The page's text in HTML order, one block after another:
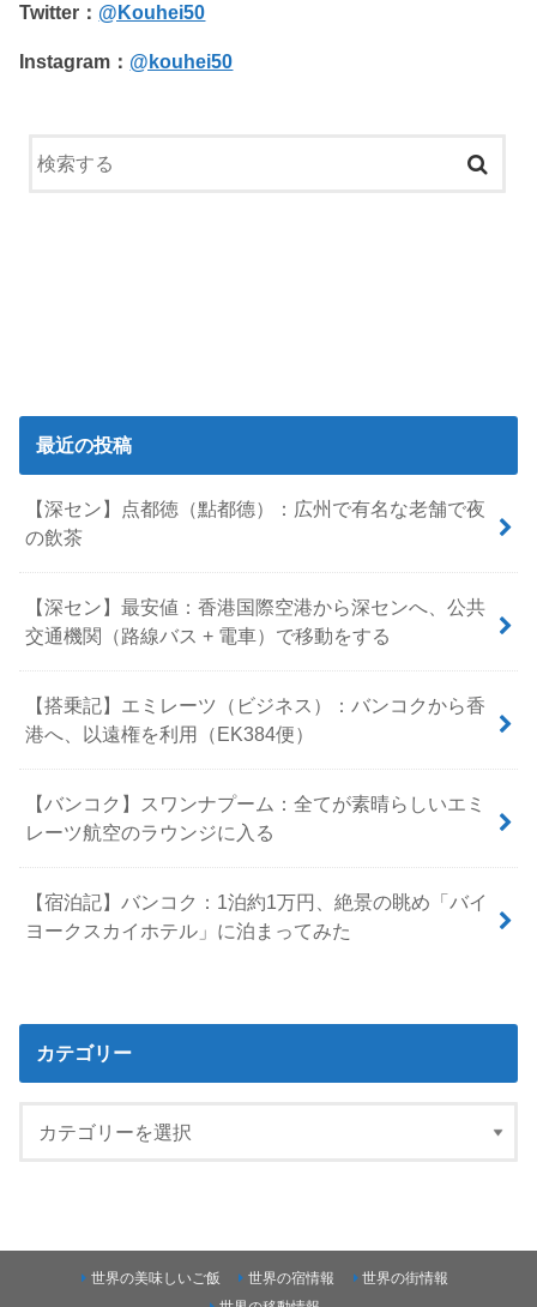
Twitter： @Kouhei50
Instagram： @kouhei50
最近の投稿
【深セン】点都徳（點都德）：広州で有名な老舗で夜
の飲茶
【深セン】最安値：香港国際空港から深センへ、公共
交通機関（路線バス + 電車）で移動をする
【搭乗記】エミレーツ（ビジネス）：バンコクから香
港へ、以遠権を利用（EK384便）
【バンコク】スワンナプーム：全てが素晴らしいエミ
レーツ航空のラウンジに入る
【宿泊記】バンコク：1泊約1万円、絶景の眺め「バイ
ヨークスカイホテル」に泊まってみた
カテゴリー
世界の美味しいご飯 世界の宿情報
世界の街情報